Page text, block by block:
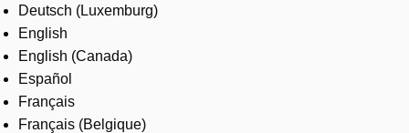
Contact us
Careers
Deutsch (Luxemburg)
English
English (Canada)
Español
Français
Français (Belgique)